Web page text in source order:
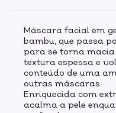
Máscara facial em
bambu, que passa
para se torna
textura espessa e
conteúdo de uma
outras máscaras.
Enriquecida com
acalma a pele